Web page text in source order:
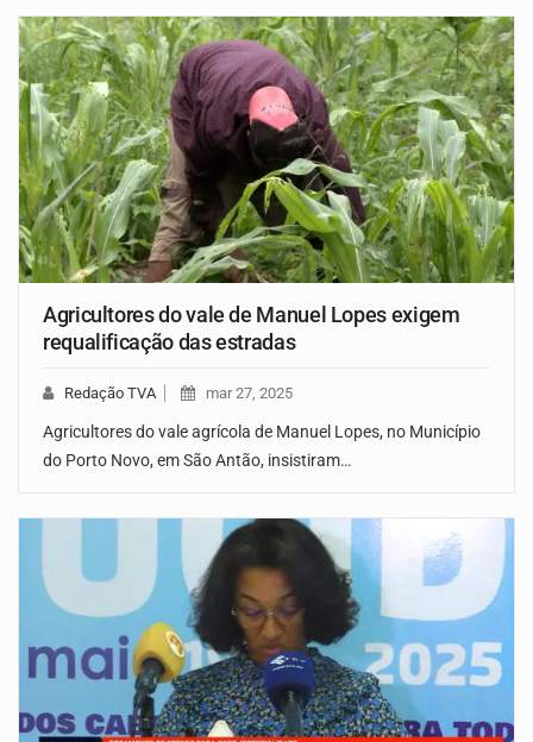
Agricultores do vale de Manuel Lopes exigem
requalificação das estradas
Redação TVA mar 27, 2025
Agricultores do vale agrícola de Manuel Lopes, no Município
do Porto Novo, em São Antão, insistiram…